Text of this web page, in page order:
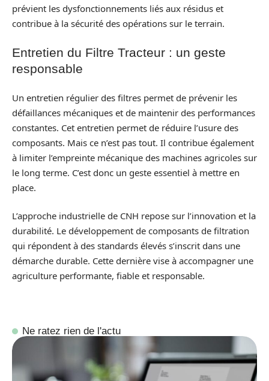
prévient les dysfonctionnements liés aux résidus et
contribue à la sécurité des opérations sur le terrain.
Entretien du Filtre Tracteur : un geste
responsable
Un entretien régulier des filtres permet de prévenir les
défaillances mécaniques et de maintenir des performances
constantes. Cet entretien permet de réduire l’usure des
composants. Mais ce n’est pas tout. Il contribue également
à limiter l’empreinte mécanique des machines agricoles sur
le long terme. C’est donc un geste essentiel à mettre en
place.
L’approche industrielle de CNH repose sur l’innovation et la
durabilité. Le développement de composants de filtration
qui répondent à des standards élevés s’inscrit dans une
démarche durable. Cette dernière vise à accompagner une
agriculture performante, fiable et responsable.
Ne ratez rien de l'actu